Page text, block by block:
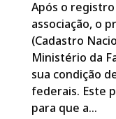
Após o
associação, o
(Cadastro
Ministério da
sua condição
federais. Este
para que a...